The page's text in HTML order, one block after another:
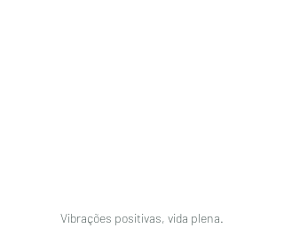
Vibrações positivas, vida plena.